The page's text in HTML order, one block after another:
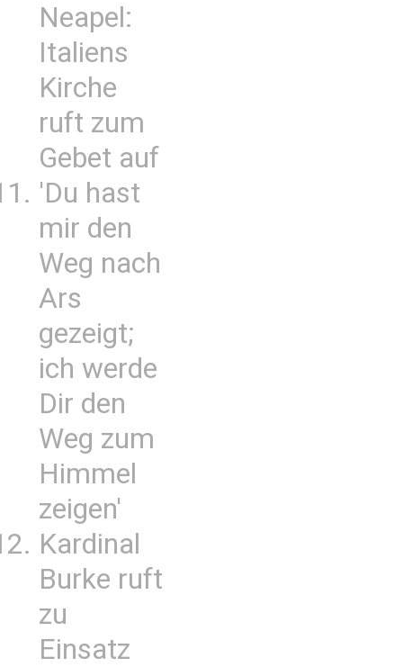
Neapel:
Italiens
Kirche
ruft zum
Gebet auf
'Du hast
mir den
Weg nach
Ars
gezeigt;
ich werde
Dir den
Weg zum
Himmel
zeigen'
Kardinal
Burke ruft
zu
Einsatz